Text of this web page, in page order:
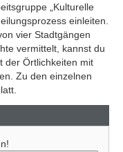
„Kulturelle
einleiten.
vier Stadtgängen
vermittelt, kannst du
der Örtlichkeiten mit
Zu den einzelnen